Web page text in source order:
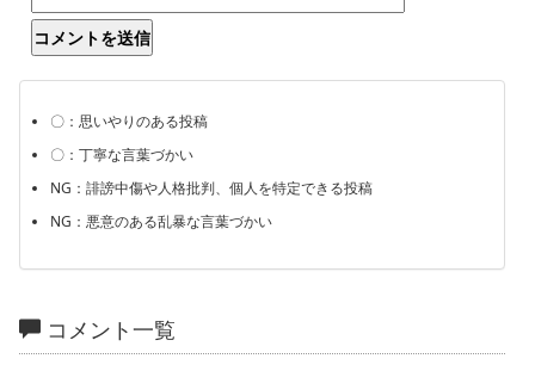
〇：思いやりのある投稿
〇：丁寧な言葉づかい
NG：誹謗中傷や人格批判、個人を特定できる投稿
NG：悪意のある乱暴な言葉づかい
コメント一覧